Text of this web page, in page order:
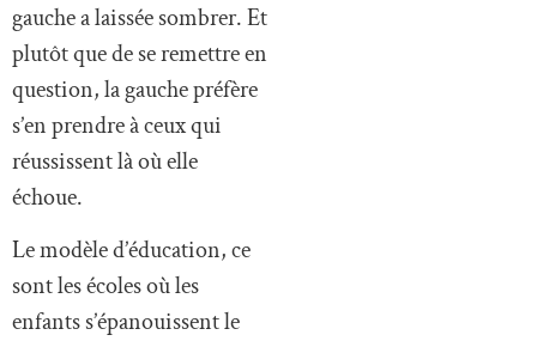
gauche a laissée sombrer. Et
plutôt que de se remettre en
question, la gauche préfère
s’en prendre à ceux qui
réussissent là où elle
échoue.
Le modèle d’éducation, ce
sont les écoles où les
enfants s’épanouissent le